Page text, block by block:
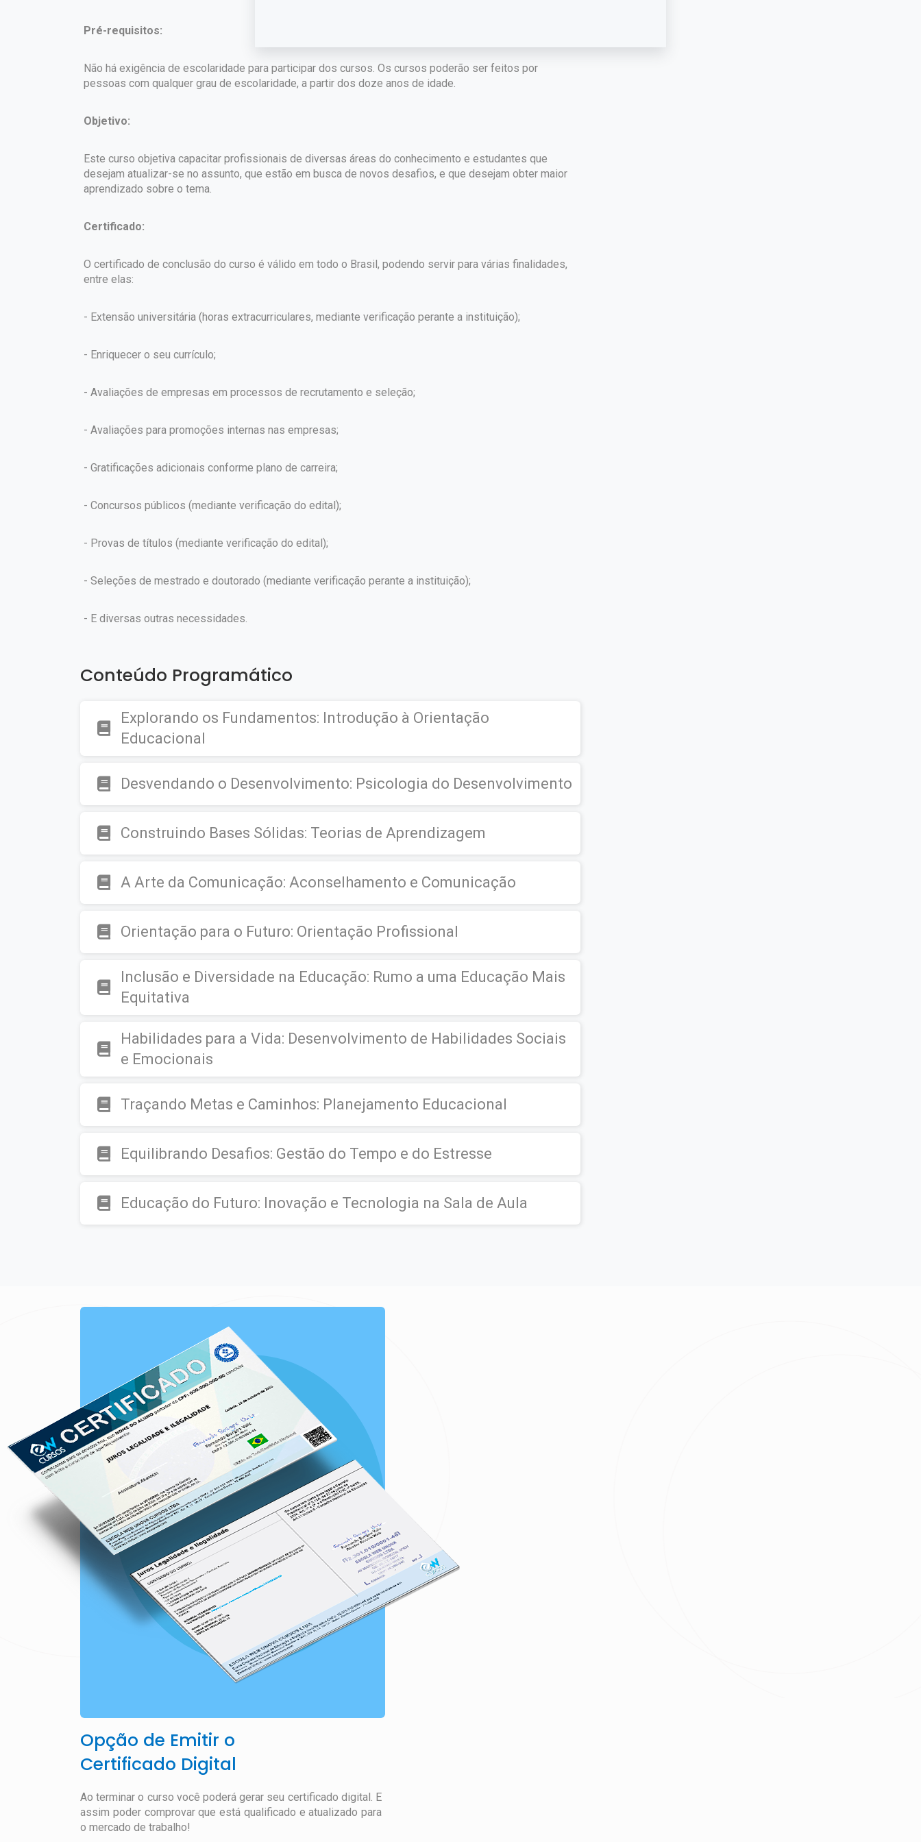
Pré-requisitos:
Não há exigência de escolaridade para participar dos cursos. Os cursos poderão ser feitos por
pessoas com qualquer grau de escolaridade, a partir dos doze anos de idade.
Objetivo:
Este curso objetiva capacitar profissionais de diversas áreas do conhecimento e estudantes que
desejam atualizar-se no assunto, que estão em busca de novos desafios, e que desejam obter maior
aprendizado sobre o tema.
Certificado:
O certificado de conclusão do curso é válido em todo o Brasil, podendo servir para várias finalidades,
entre elas:
- Extensão universitária (horas extracurriculares, mediante verificação perante a instituição);
- Enriquecer o seu currículo;
- Avaliações de empresas em processos de recrutamento e seleção;
- Avaliações para promoções internas nas empresas;
- Gratificações adicionais conforme plano de carreira;
- Concursos públicos (mediante verificação do edital);
- Provas de títulos (mediante verificação do edital);
- Seleções de mestrado e doutorado (mediante verificação perante a instituição);
- E diversas outras necessidades.
Conteúdo Programático
Explorando os Fundamentos: Introdução à Orientação
Educacional
Desvendando o Desenvolvimento: Psicologia do Desenvolvimento
Construindo Bases Sólidas: Teorias de Aprendizagem
A Arte da Comunicação: Aconselhamento e Comunicação
Orientação para o Futuro: Orientação Profissional
Inclusão e Diversidade na Educação: Rumo a uma Educação Mais
Equitativa
Habilidades para a Vida: Desenvolvimento de Habilidades Sociais
e Emocionais
Traçando Metas e Caminhos: Planejamento Educacional
Equilibrando Desafios: Gestão do Tempo e do Estresse
Educação do Futuro: Inovação e Tecnologia na Sala de Aula
Opção de Emitir o
Certificado Digital
Ao terminar o curso você poderá gerar seu certificado digital. E
assim poder comprovar que está qualificado e atualizado para
o mercado de trabalho!